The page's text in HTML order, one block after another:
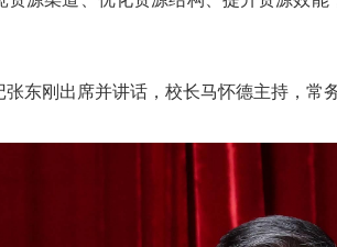
东刚出席并讲话，校长马怀德主持，常